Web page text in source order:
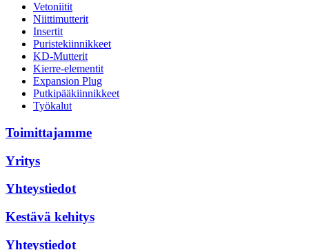
Vetoniitit
Niittimutterit
Insertit
Puristekiinnikkeet
KD-Mutterit
Kierre-elementit
Expansion Plug
Putkipääkiinnikkeet
Työkalut
Toimittajamme
Yritys
Yhteystiedot
Kestävä kehitys
Yhteystiedot